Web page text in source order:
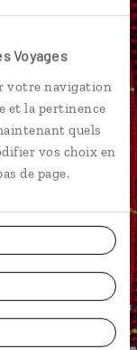
Voyages
votre navigation
et la pertinence
quels
vos choix en
de page.
au plus
du pays.
nos studios
par email ou